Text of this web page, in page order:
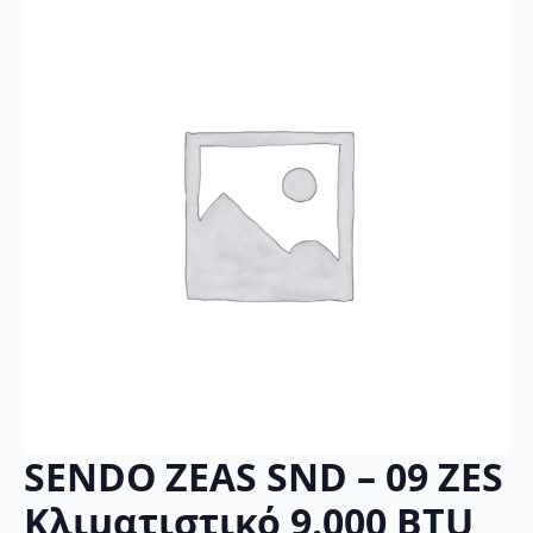
SENDO ZEAS SND – 09 ZES
Κλιματιστικό 9.000 BTU